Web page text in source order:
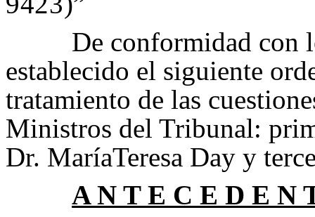
De conformidad con
establecido el siguiente
tratamiento de las
Ministros del Tribunal:
Dr. MaríaTeresa Day y
A N T E C E D E N